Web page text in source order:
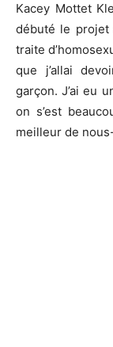
Kacey Mottet
débuté le projet
traite
que j’allai
garçon. J’ai eu
on s’est
meilleur de